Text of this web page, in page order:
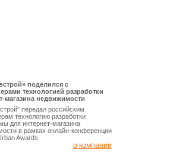
поделился с
технологией разработки
магазина недвижимости
передал российским
технологию разработки
для интернет-магазина
в рамках онлайн-конференции
Awards.
о компании